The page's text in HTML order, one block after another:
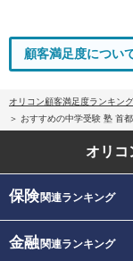
顧客満足度につい
オリコン顧客満足度ランキング
おすすめの中学受験 塾 首
オリコ
保険関連ランキング
金融関連ランキング